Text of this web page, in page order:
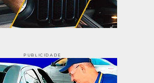
PUBLICIDADE